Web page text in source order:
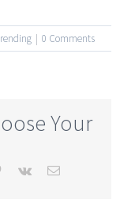
| 0 Comments
Your
Pinterest
Vk Email